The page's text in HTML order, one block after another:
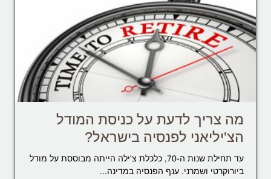
מה צריך לדעת על כניסת המודל
הצ'יליאני לפנסיה בישראל?
עד תחילת שנות ה-70, כלכלת צ'ילה הייתה מבוססת על מודל
ביורוקרטי ושמרני. ענף הפנסיה במדינה...